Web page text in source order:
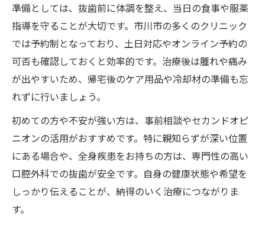
市川市で抜歯に強いクリニックの選び方
即日や土日対応が可能な抜歯医院を探すコ
ツ
歯科口コミや評判を活用した医院選びのポ
イント
する理由
専門医在籍の安心な抜歯治療の選び方
口腔外科専門医が在籍する抜歯医院の探し
方
準備としては、抜歯前に体調を整え、当日の食事や服薬
指導を守ることが大切です。市川市の多くのクリニック
では予約制となっており、土日対応やオンライン予約の
可否も確認しておくと効率的です。治療後は腫れや痛み
が出やすいため、帰宅後のケア用品や冷却材の準備も忘
れずに行いましょう。
初めての方や不安が強い方は、事前相談やセカンドオピ
ニオンの活用がおすすめです。特に親知らずが深い位置
にある場合や、全身疾患をお持ちの方は、専門性の高い
口腔外科での抜歯が安全です。自身の健康状態や希望を
しっかり伝えることが、納得のいく治療につながりま
す。